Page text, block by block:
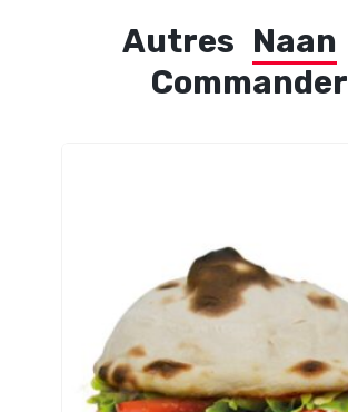
Autres Naan
Commander